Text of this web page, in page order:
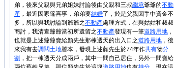
弟，後來父親與兄弟姐妹討論後由父親和三叔繼承爺爺的不動
產 ，最近因家篷喜事，弟弟要結婚了，於是父親因手中資金不
多，所以與我討論到爺爺之不動產處理方式，在與姑姑和叔叔
商討，我清查爺爺當初所遺留之不動產發現有一筆道路用地 ，
也就是上述爺爺賣給顏先生那棟透天的出入口之道路用地 ，後
來我有去調閱土地謄本，發現上述顏先生於74年作共有物分
割 ，把一棟透天分成兩戶，其中一間自己居住，另外一間賣給